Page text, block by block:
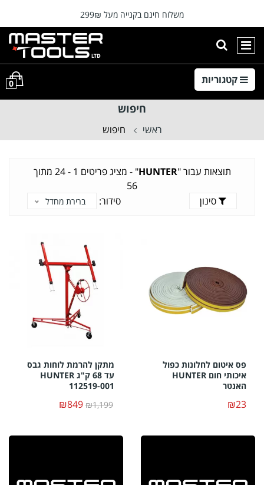
⭐המוצרים מתעדכנים מידי יום ⭐
משלוח חינם בקנייה מעל 299₪
ניווט ראשיהצגת חיפוש
0
חיפוש
ראשי חיפוש
תוצאות עבור "HUNTER
" -
מציג פריטים 1 - 24 מתוך
56
סינון
סידור: ברירת מחדל
פס איטום לחלונות כפול
איכותי חום HUNTER
האנטר
₪23
מתקן להרמת לוחות גבס
עד 68 ק"ג HUNTER
112519-001
₪1,199
₪849